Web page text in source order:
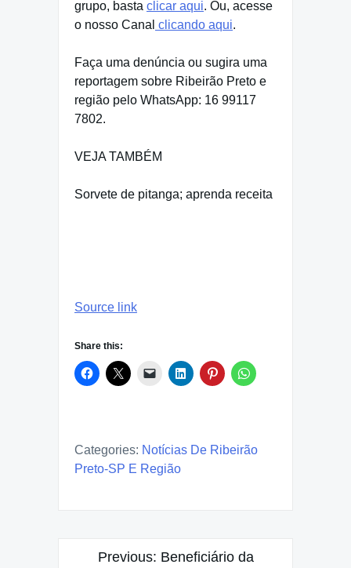
grupo, basta clicar aqui. Ou, acesse
o nosso Canal clicando aqui.
Faça uma denúncia ou sugira uma
reportagem sobre Ribeirão Preto e
região pelo WhatsApp: 16 99117
7802.
VEJA TAMBÉM
Sorvete de pitanga; aprenda receita
Source link
Share this:
Categories: Notícias De Ribeirão
Preto-SP E Região
Previous: Beneficiário da